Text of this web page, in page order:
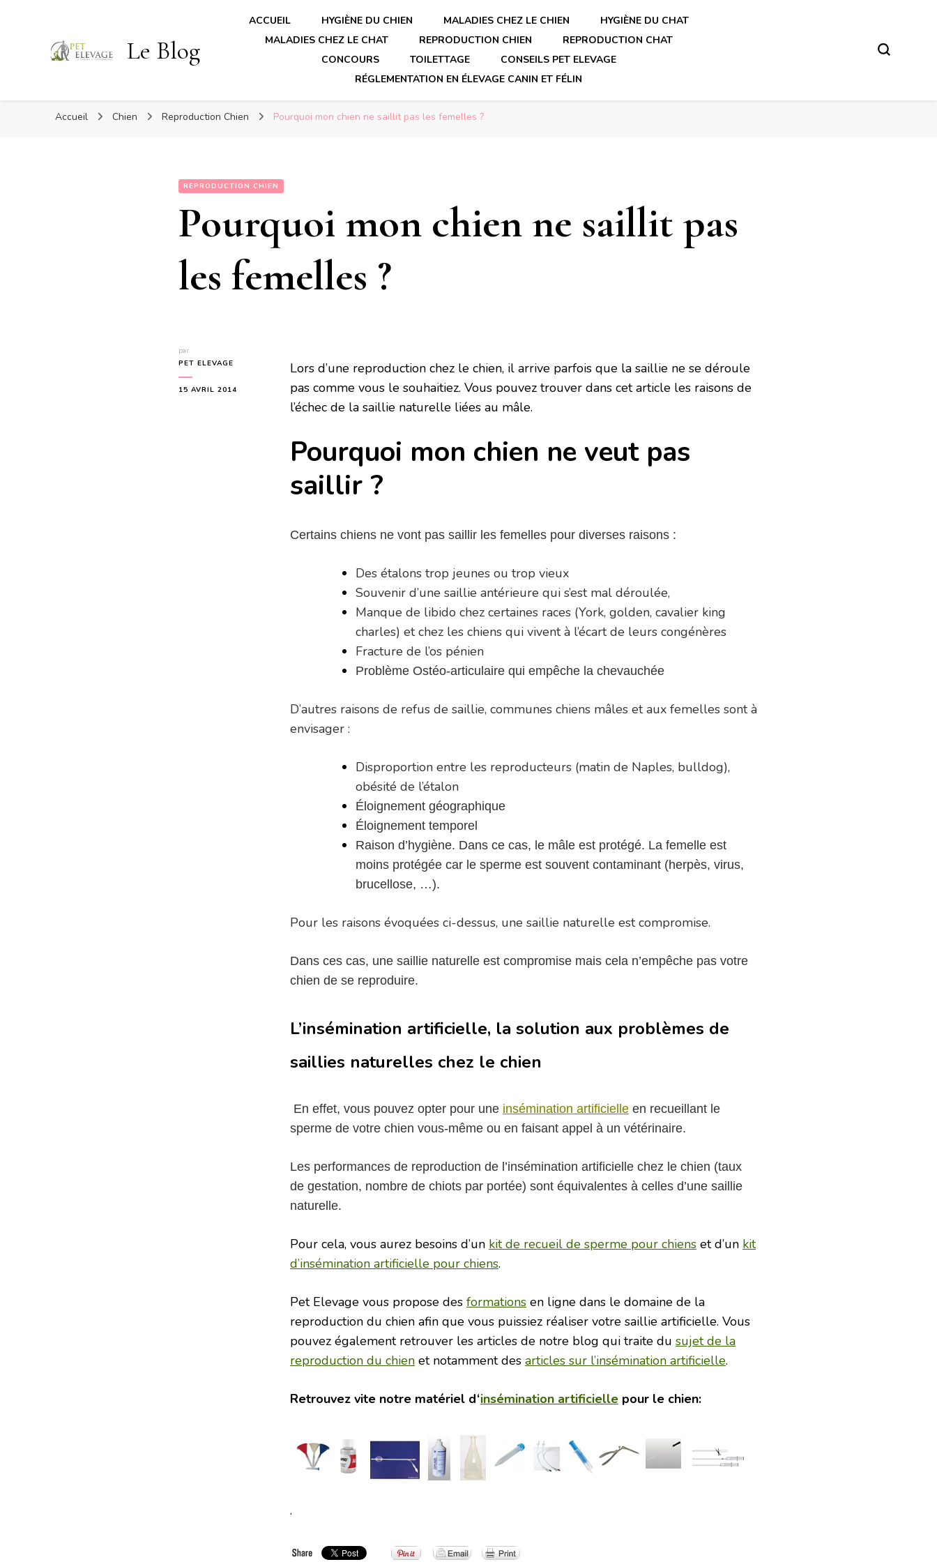
Le Blog
ACCUEIL HYGIÈNE DU CHIEN MALADIES CHEZ LE CHIEN
HYGIÈNE DU CHAT
MALADIES CHEZ LE CHAT
REPRODUCTION CHIEN
REPRODUCTION CHAT
CONCOURS
TOILETTAGE
CONSEILS PET ELEVAGE
RÉGLEMENTATION EN ÉLEVAGE CANIN ET FÉLIN
Accueil Chien Reproduction Chien Pourquoi mon chien ne saillit pas les femelles ?
REPRODUCTION CHIEN
Pourquoi mon chien ne saillit pas
les femelles ?
par
PET ELEVAGE
15 AVRIL 2014
Lors d’une reproduction chez le chien, il arrive parfois que la saillie ne se déroule
pas comme vous le souhaitiez. Vous pouvez trouver dans cet article les raisons de
l’échec de la saillie naturelle liées au mâle.
Pourquoi mon chien ne veut pas
saillir ?
Certains chiens ne vont pas saillir les femelles pour diverses raisons :
Des étalons trop jeunes ou trop vieux
Souvenir d’une saillie antérieure qui s’est mal déroulée,
Manque de libido chez certaines races (York, golden, cavalier king
charles) et chez les chiens qui vivent à l’écart de leurs congénères
Fracture de l’os pénien
Problème Ostéo-articulaire qui empêche la chevauchée
D’autres raisons de refus de saillie, communes chiens mâles et aux femelles sont à
envisager :
Disproportion entre les reproducteurs (matin de Naples, bulldog),
obésité de l’étalon
Éloignement géographique
Éloignement temporel
Raison d’hygiène. Dans ce cas, le mâle est protégé. La femelle est
moins protégée car le sperme est souvent contaminant (herpès, virus,
brucellose, …).
Pour les raisons évoquées ci-dessus, une saillie naturelle est compromise.
Dans ces cas, une saillie naturelle est compromise mais cela n’empêche pas votre
chien de se reproduire.
L’insémination artificielle, la solution aux problèmes de
saillies naturelles chez le chien
En effet, vous pouvez opter pour une insémination artificielle en recueillant le
sperme de votre chien vous-même ou en faisant appel à un vétérinaire.
Les performances de reproduction de l’insémination artificielle chez le chien (taux
de gestation, nombre de chiots par portée) sont équivalentes à celles d’une saillie
naturelle.
Pour cela, vous aurez besoins d’un kit de recueil de sperme pour chiens et d’un kit
d’insémination artificielle pour chiens.
Pet Elevage vous propose des formations en ligne dans le domaine de la
reproduction du chien afin que vous puissiez réaliser votre saillie artificielle. Vous
pouvez également retrouver les articles de notre blog qui traite du sujet de la
reproduction du chien et notamment des articles sur l’insémination artificielle.
Retrouvez vite notre matériel d‘insémination artificielle pour le chien:
.